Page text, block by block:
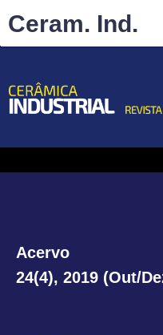
Acervo
24(4), 2019 (Out/
Ceram. Ind.